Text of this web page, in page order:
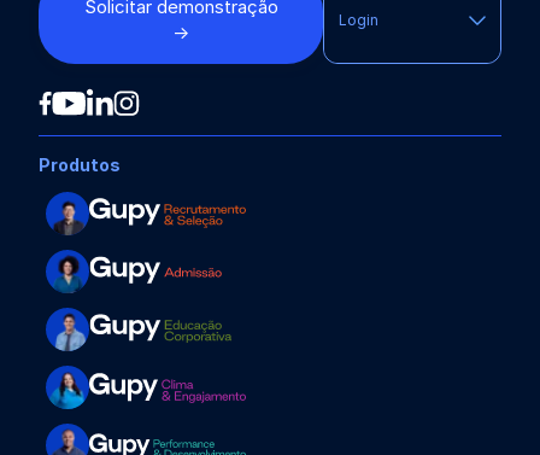
Solicitar demonstração
→
Login
Produtos